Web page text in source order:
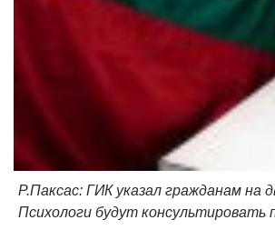
Р.Паксас: ГИК указал гражданам на
Психологи будут консультировать